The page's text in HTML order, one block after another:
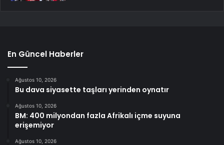
En Güncel Haberler
Ağustos 10, 2026
Bu dava siyasette taşları yerinden oynatır
Ağustos 10, 2026
BM: 400 milyondan fazla Afrikalı içme suyuna
erişemiyor
Ağustos 10, 2026